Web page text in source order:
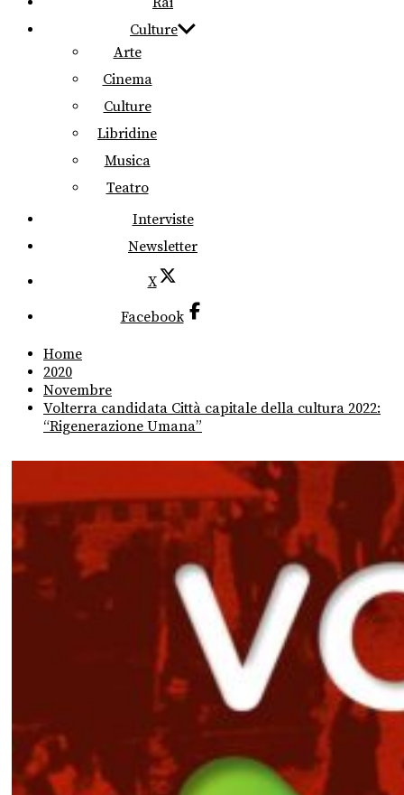
Culture
Arte
Cinema
Culture
Libridine
Musica
Teatro
Interviste
Newsletter
X
Facebook
Home
2020
Novembre
Volterra candidata Città capitale della cultura 2022:
“Rigenerazione Umana”